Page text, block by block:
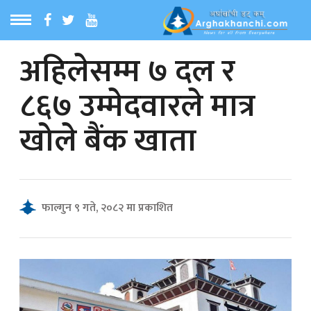
MENU
समाचार
अहिलेसम्म ७ दल र
८६७ उम्मेदवारले मात्र
खोले बैंक खाता
फाल्गुन ९ गते, २०८२ मा प्रकाशित